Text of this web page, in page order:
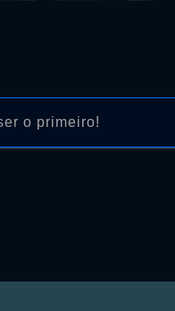
o primeiro!